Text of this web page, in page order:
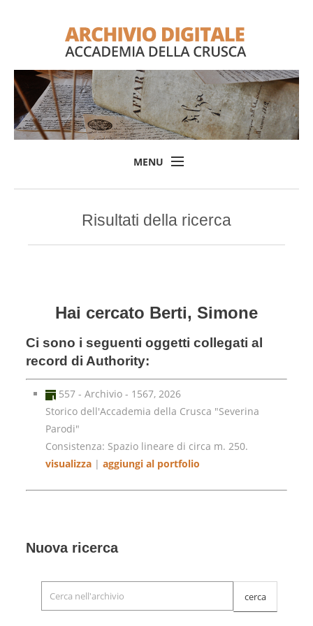
MENU
L'Archivio
Risultati della ricerca
Hai cercato Berti, Simone
Ci sono i seguenti oggetti collegati al
record di Authority:
557 - Archivio - 1567, 2026
Storico dell'Accademia della Crusca "Severina
Parodi"
Consistenza: Spazio lineare di circa m. 250.
visualizza| aggiungi al portfolio
Nuova ricerca